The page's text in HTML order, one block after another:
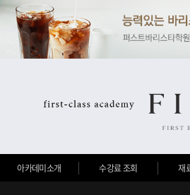
아카데미소개 수강료 조회 재